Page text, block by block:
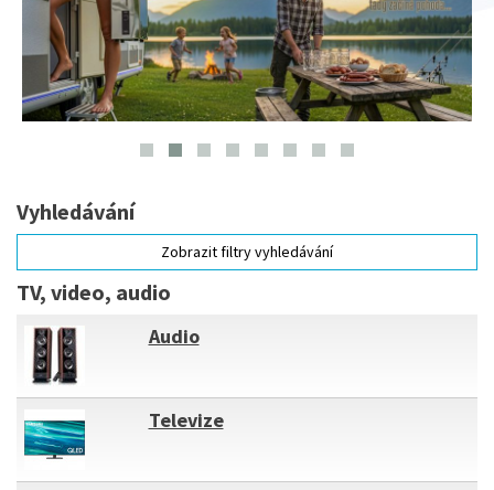
Vyhledávání
Zobrazit filtry vyhledávání
TV, video, audio
Audio
Televize